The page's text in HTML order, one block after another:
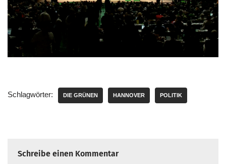
Schlagwörter: DIE GRÜNEN HANNOVER POLITIK
Schreibe einen Kommentar